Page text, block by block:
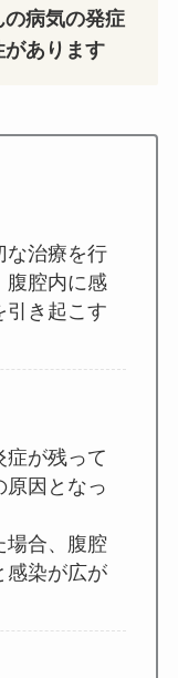
の病気の発症
あります
な治療を行
腹腔内に感
引き起こす
症が残って
原因となっ
場合、腹腔
感染が広が